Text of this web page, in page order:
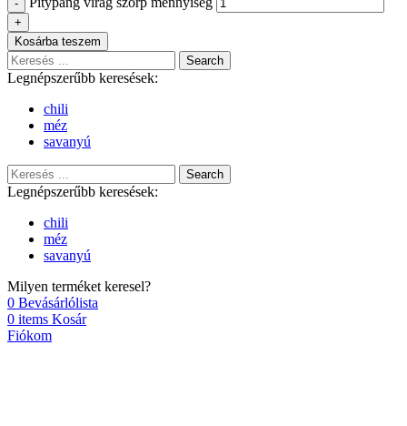
Kosárba teszem
Search
Legnépszerűbb keresések:
chili
méz
savanyú
Search
Legnépszerűbb keresések:
chili
méz
savanyú
Milyen terméket keresel?
0 Bevásárlólista
0 items Kosár
Fiókom